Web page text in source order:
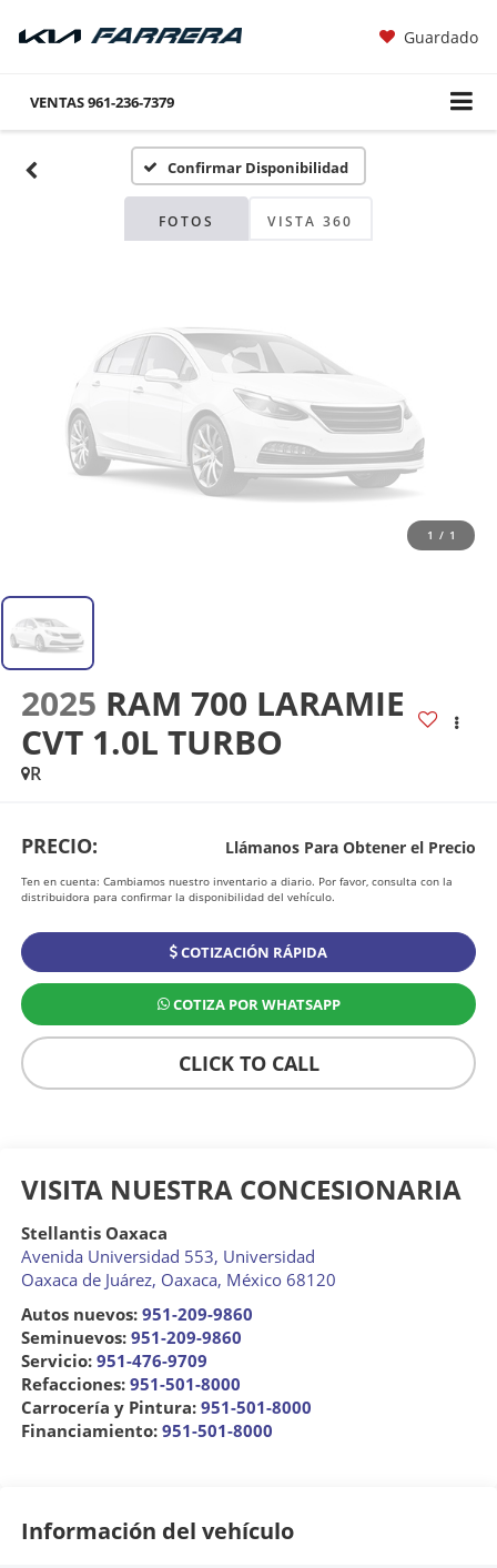
Guardado
VENTAS961-236-7379
Confirmar Disponibilidad
FOTOS VISTA 360
Fotos No
Disponibles
Por favor, revise luego
1 / 1
2025 RAM 700 LARAMIE
CVT 1.0L TURBO
R
PRECIO: Llámanos Para Obtener el Precio
Ten en cuenta: Cambiamos nuestro inventario a diario. Por favor, consulta con la
distribuidora para confirmar la disponibilidad del vehículo.
COTIZACIÓN RÁPIDA
COTIZA POR WHATSAPP
CLICK TO CALL
VISITA NUESTRA CONCESIONARIA
Stellantis Oaxaca
Avenida Universidad 553, Universidad
Oaxaca de Juárez, Oaxaca, México 68120
Autos nuevos: 951-209-9860
Seminuevos: 951-209-9860
Servicio: 951-476-9709
Refacciones: 951-501-8000
Carrocería y Pintura: 951-501-8000
Financiamiento: 951-501-8000
Información del vehículo